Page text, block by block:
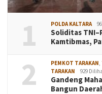
1 POLDA KALTARA
Soliditas
Kamtibmas,
2 PEMKOT TARAKAN
TARAKAN
929
Gandeng
Bangun